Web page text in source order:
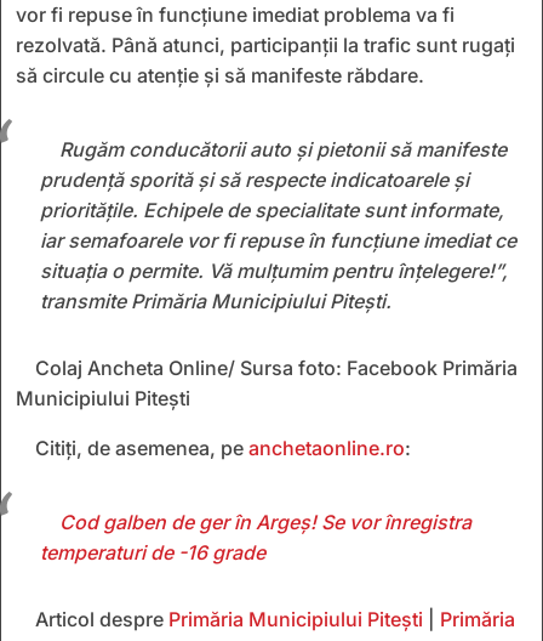
vor fi repuse în funcțiune imediat problema va fi
rezolvată. Până atunci, participanții la trafic sunt rugați
să circule cu atenție și să manifeste răbdare.
Rugăm conducătorii auto și pietonii să manifeste
prudență sporită și să respecte indicatoarele și
prioritățile. Echipele de specialitate sunt informate,
iar semafoarele vor fi repuse în funcțiune imediat ce
situația o permite. Vă mulțumim pentru înțelegere!”,
transmite Primăria Municipiului Pitești.
Colaj Ancheta Online/ Sursa foto: Facebook Primăria
Municipiului Pitești
Citiți, de asemenea, pe anchetaonline.ro:
Cod galben de ger în Argeș! Se vor înregistra
temperaturi de -16 grade
Articol despre Primăria Municipiului Pitești
Primăria